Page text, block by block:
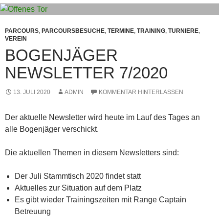
PARCOURS, PARCOURSBESUCHE, TERMINE, TRAINING, TURNIERE,
VEREIN
BOGENJÄGER
NEWSLETTER 7/2020
13. JULI 2020 ADMIN KOMMENTAR HINTERLASSEN
Der aktuelle Newsletter wird heute im Lauf des Tages an
alle Bogenjäger verschickt.
Die aktuellen Themen in diesem Newsletters sind:
Der Juli Stammtisch 2020 findet statt
Aktuelles zur Situation auf dem Platz
Es gibt wieder Trainingszeiten mit Range Captain
Betreuung